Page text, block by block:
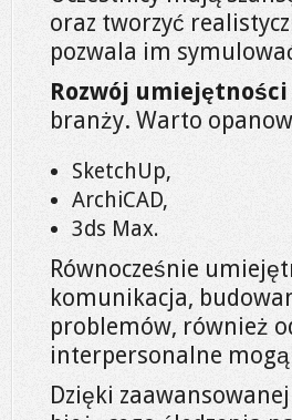
oraz tworzyć
pozwala im
Rozwój
branży. Warto
SketchUp,
ArchiCAD,
3ds Max.
Równocześnie
komunikacja,
problemów, również
interpersonalne mogą
Dzięki